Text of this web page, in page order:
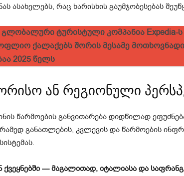
ასახელებს, რაც ხარისხის გაუმჯობესებას
ტურისტული კომპანია Expedia-ს
ქალაქებს შორის მესამე მოთხოვნადი
2025 წელს
ან რეგიონული
წარმოების განვითარება დიდწილად
განათლების, კვლევის და წარმოების
ქვეყნებში — მაგალითად, იტალიასა და